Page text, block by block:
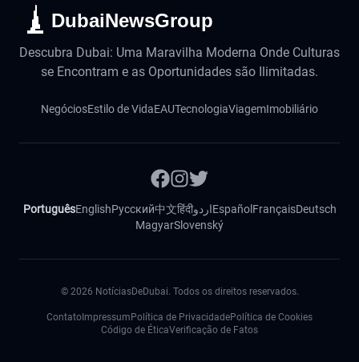
DubaiNewsGroup
Descubra Dubai: Uma Maravilha Moderna Onde Culturas
se Encontram e as Oportunidades são Ilimitadas.
NegóciosEstilo de VidaEAUTecnologiaViagemImobiliário
PortuguêsEnglishРусский中文हिंदीاردوEspañol FrançaisDeutsch
MagyarSlovenský
© 2026 NotíciasDeDubai. Todos os direitos reservados.
Contato Impressum Política de PrivacidadePolítica de Cookies
Código de ÉticaVerificação de Fatos